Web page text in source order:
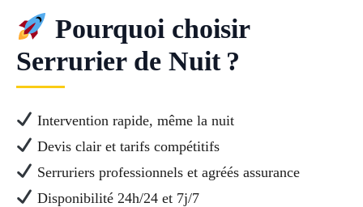
Pourquoi choisir
Serrurier de Nuit ?
Intervention rapide, même la nuit
Devis clair et tarifs compétitifs
Serruriers professionnels et agréés assurance
Disponibilité 24h/24 et 7j/7